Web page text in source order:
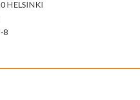
HELSINKI
8